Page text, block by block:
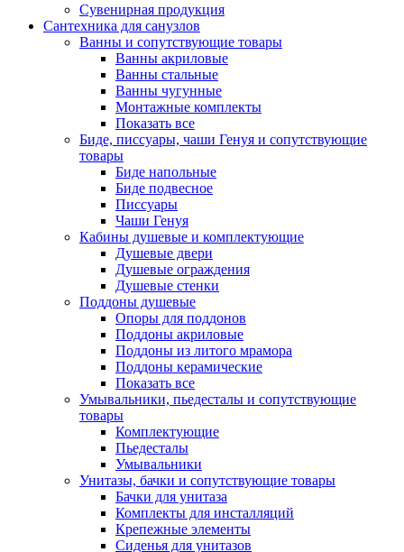
Сувенирная продукция
Сантехника для санузлов
Ванны и сопутствующие товары
Ванны акриловые
Ванны стальные
Ванны чугунные
Монтажные комплекты
Показать все
Биде, писсуары, чаши Генуя и сопутствующие
товары
Биде напольные
Биде подвесное
Писсуары
Чаши Генуя
Кабины душевые и комплектующие
Душевые двери
Душевые ограждения
Душевые стенки
Поддоны душевые
Опоры для поддонов
Поддоны акриловые
Поддоны из литого мрамора
Поддоны керамические
Показать все
Умывальники, пьедесталы и сопутствующие
товары
Комплектующие
Пьедесталы
Умывальники
Унитазы, бачки и сопутствующие товары
Бачки для унитаза
Комплекты для инсталляций
Крепежные элементы
Сиденья для унитазов